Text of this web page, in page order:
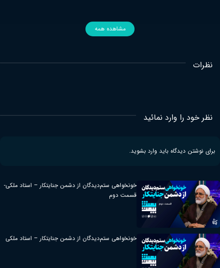
مشاهده همه
نظرات
نظر خود را وارد نمائید
برای نوشتن دیدگاه باید وارد بشوید.
خونخواهی ستم‌دیدگان از دشمن جنایتکار – استاد ملکی-
قسمت دوم
خونخواهی ستم‌دیدگان از دشمن جنایتکار – استاد ملکی